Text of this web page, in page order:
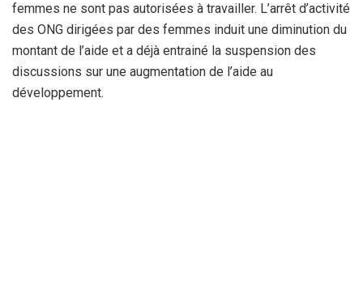
femmes ne sont pas autorisées à travailler. L’arrêt d’activité
des ONG dirigées par des femmes induit une diminution du
montant de l’aide et a déjà entrainé la suspension des
discussions sur une augmentation de l’aide au
développement.